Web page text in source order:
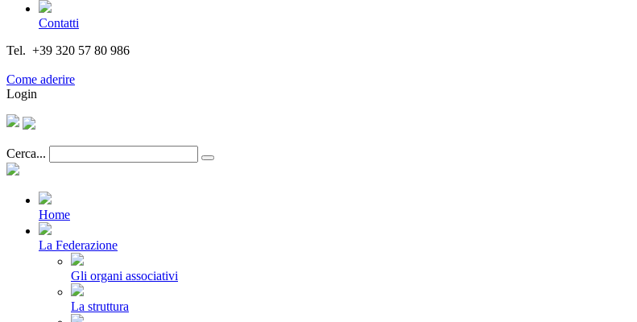
Contatti
Tel. +39 320 57 80 986
Come aderire
Login
Cerca...
Home
La Federazione
Gli organi associativi
La struttura